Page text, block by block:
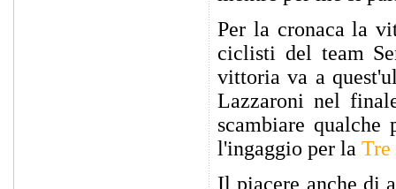
Per la cronaca la
ciclisti del team
vittoria va a
Lazzaroni nel
scambiare
l'ingaggio per la
Il piacere anche di